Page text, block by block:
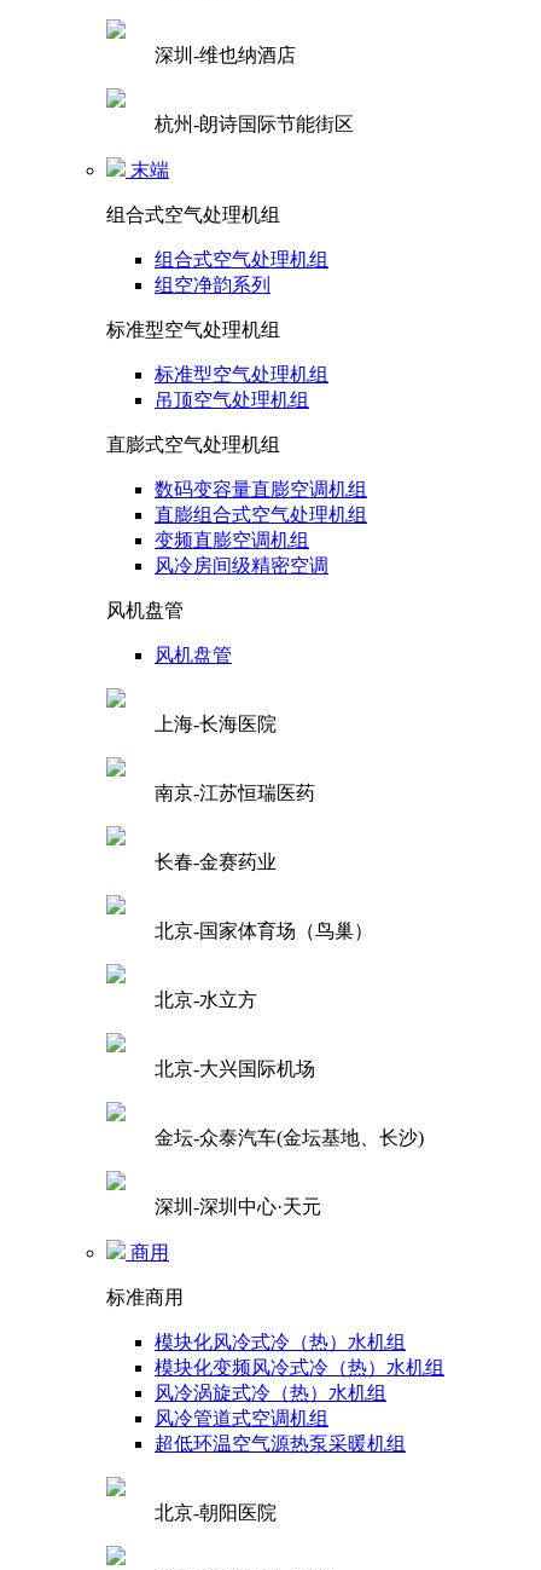
深圳-维也纳酒店
杭州-朗诗国际节能街区
末端
组合式空气处理机组
组合式空气处理机组
组空净韵系列
标准型空气处理机组
标准型空气处理机组
吊顶空气处理机组
直膨式空气处理机组
数码变容量直膨空调机组
直膨组合式空气处理机组
变频直膨空调机组
风冷房间级精密空调
风机盘管
风机盘管
上海-长海医院
南京-江苏恒瑞医药
长春-金赛药业
北京-国家体育场（鸟巢）
北京-水立方
北京-大兴国际机场
金坛-众泰汽车(金坛基地、长沙)
深圳-深圳中心·天元
商用
标准商用
模块化风冷式冷（热）水机组
模块化变频风冷式冷（热）水机组
风冷涡旋式冷（热）水机组
风冷管道式空调机组
超低环温空气源热泵采暖机组
北京-朝阳医院